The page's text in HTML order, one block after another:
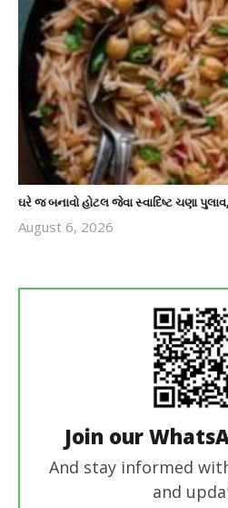
ઘરે જ બનાવો હોટલ જેવા સ્વાદિષ્ટ ચણા
August 6, 2026
Join our
And stay informed
and